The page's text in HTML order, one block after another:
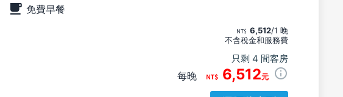
免費早餐
6,512/1 晚
不含稅金和服務費
只剩 4 間客房
每晚 6,512元